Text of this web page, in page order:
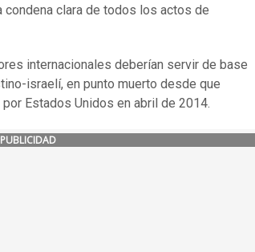
clara de todos los actos de
internacionales deberían servir de base
israelí, en punto muerto desde que
Estados Unidos en abril de 2014.
PUBLICIDAD